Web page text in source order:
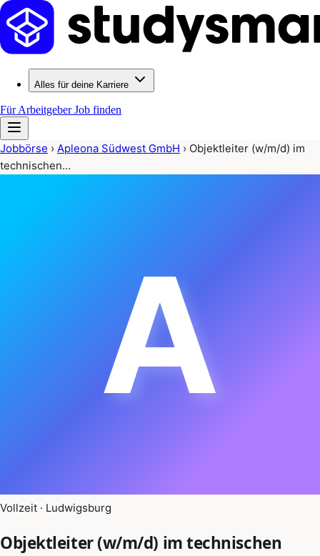
Alles für deine Karriere
Für ArbeitgeberJob finden
Jobbörse › Apleona Südwest GmbH › Objektleiter (w/m/d) im
technischen…
A
Vollzeit · Ludwigsburg
Objektleiter (w/m/d) im technischen